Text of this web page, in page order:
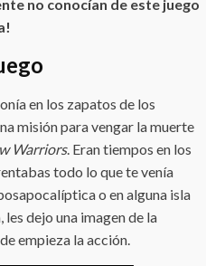
no conocían de este juego
en los zapatos de los
misión para vengar la muerte
Warriors. Eran tiempos en los
todo lo que te venía
o en alguna isla
dejo una imagen de la
empieza la acción.